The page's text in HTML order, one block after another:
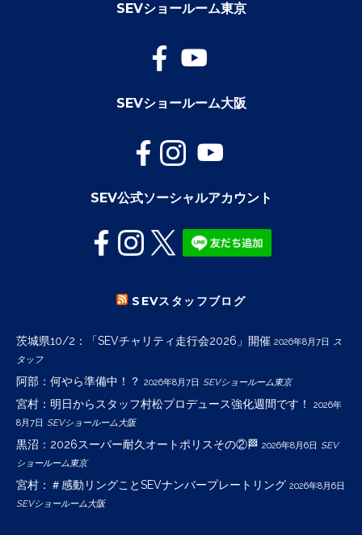
SEVショールーム東京
SEVショールーム大阪
SEV公式ソーシャルアカウント
SEVスタッフブログ
茨城県10/2：「SEVチャリティ走行会2026」開催 2026年8月7日 ス
タッフ
阿部：何やら準備中！？ 2026年8月7日 SEVショールーム東京
宮村：明日からスタッフ村松プロデュース強化週間です！
2026年
8月7日 SEVショールーム大阪
黒沼：2026スーパー耐久オートポリスその②🏁 2026年8月6日 SEV
ショールーム東京
宮村：＃感動リングことSEVナンバープレートリング 2026年8月6日
SEVショールーム大阪